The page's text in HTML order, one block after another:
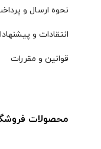
نحوه ارسال و
انتقادات و
قوانین و مقررات
محصولات